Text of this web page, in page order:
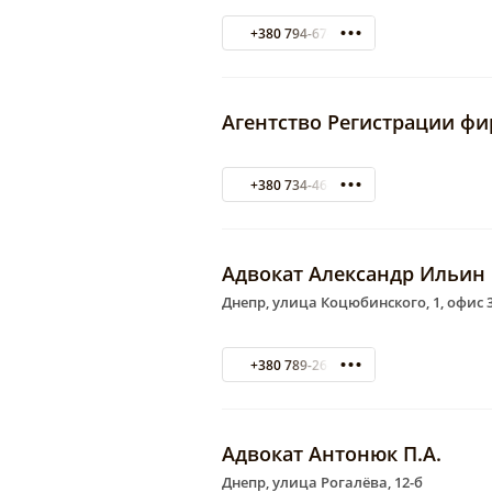
+380 794-67-04
Агентство Регистрации
+380 734-46-64
Адвокат Александр Ильин
Днепр, улица Коцюбинского, 1, офис
+380 789-26-99
Адвокат Антонюк П.А.
Днепр, улица Рогалёва, 12-б